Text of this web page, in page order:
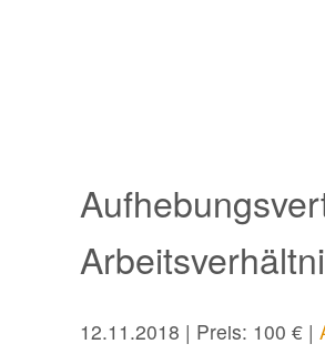
12.11.2018 | Preis: 100 € |